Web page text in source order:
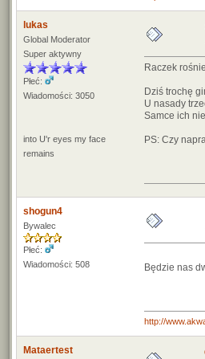
lukas
Global Moderator
Super aktywny
Płeć:
Wiadomości: 3050
into U'r eyes my face
remains
Raczek
Dziś trochę
U nasady
Samce ich
PS: Czy
shogun4
Bywalec
Płeć:
Wiadomości: 508
Będzie nas
http://
Mataertest